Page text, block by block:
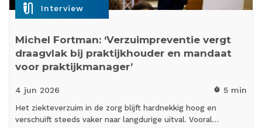
mic_external_on Interview
Michel Fortman: ‘Verzuimpreventie vergt
draagvlak bij praktijkhouder en mandaat
voor praktijkmanager’
4 jun 2026 timer 5 min
Het ziekteverzuim in de zorg blijft hardnekkig hoog en
verschuift steeds vaker naar langdurige uitval. Vooral…